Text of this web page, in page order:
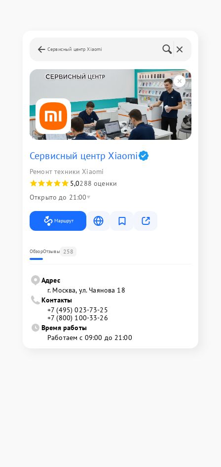
Сервисный центр Xiaomi
Сервисный центр Xiaomi
Ремонт техники Xiaomi
5,0288 оценки
Открыто до 21:00
Маршрут
ОбзорОтзывы 258
Адрес
г. Москва, ул. Чаянова 18
Контакты
+7 (495) 023-73-25
+7 (800) 100-33-26
Время работы
Работаем с 09:00 до 21:00